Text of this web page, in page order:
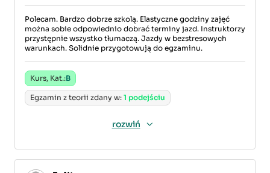
Polecam. Bardzo dobrze szkolą. Elastyczne godziny zajęć
można sobie odpowiednio dobrać terminy jazd. Instruktorzy
przystępnie wszystko tłumaczą. Jazdy w bezstresowych
warunkach. Solidnie przygotowują do egzaminu.
Kurs, Kat.:B
Egzamin z teorii zdany w: 1 podejściu
rozwiń